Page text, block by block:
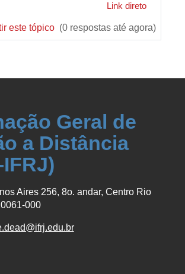
Link direto
este tópico (0 respostas até agora)
Geral de
a Distância
Aires 256, 8o. andar, Centro Rio
000